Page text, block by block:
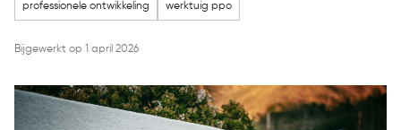
professionele ontwikkeling werktuig ppo
Bijgewerkt op 1 april 2026